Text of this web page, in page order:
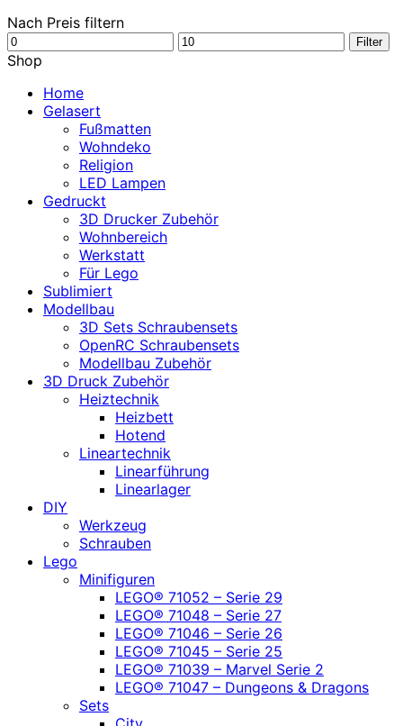
Nach Preis filtern
Min.
Preis
Max.
Filter
Shop
Home
Gelasert
Fußmatten
Wohndeko
Religion
LED Lampen
Gedruckt
3D Drucker Zubehör
Wohnbereich
Werkstatt
Für Lego
Sublimiert
Modellbau
3D Sets Schraubensets
OpenRC Schraubensets
Modellbau Zubehör
3D Druck Zubehör
Heiztechnik
Heizbett
Hotend
Lineartechnik
Linearführung
Linearlager
DIY
Werkzeug
Schrauben
Lego
Minifiguren
LEGO® 71052 – Serie 29
LEGO® 71048 – Serie 27
LEGO® 71046 – Serie 26
LEGO® 71045 – Serie 25
LEGO® 71039 – Marvel Serie 2
LEGO® 71047 – Dungeons & Dragons
Sets